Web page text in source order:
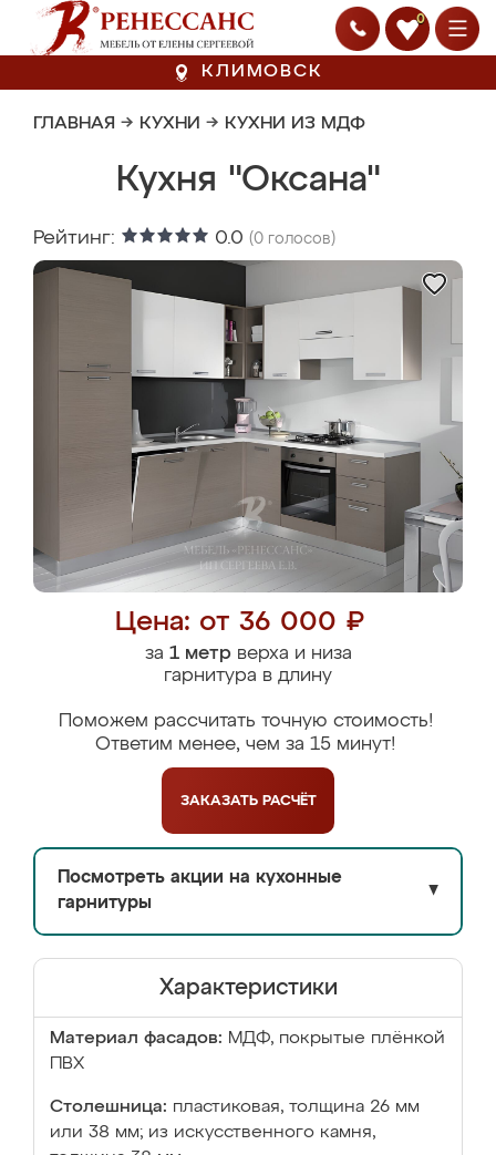
0
КЛИМОВСК
ГЛАВНАЯ → КУХНИ → КУХНИ ИЗ МДФ
Кухня "Оксана"
Рейтинг: 0.0 (0 голосов)
Цена: от 36 000 ₽
за 1 метрверха и низа
гарнитура в длину
Поможем рассчитать точную стоимость!
Ответим менее, чем за 15 минут!
ЗАКАЗАТЬ РАСЧЁТ
Посмотреть акции на кухонные
гарнитуры
▼
Характеристики
Материал фасадов: МДФ, покрытые плёнкой
ПВХ
Столешница: пластиковая, толщина 26 мм
или 38 мм; из искусственного камня,